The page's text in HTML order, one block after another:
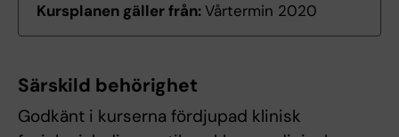
Kursplanen gäller från:Vårtermin 2020
Särskild behörighet
Godkänt i kurserna fördjupad klinisk